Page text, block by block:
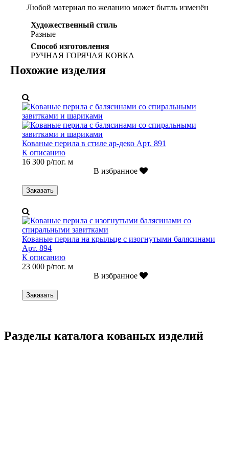
Любой материал по желанию может бытль изменён
Художественный стиль
Разные
Способ изготовления
РУЧНАЯ ГОРЯЧАЯ КОВКА
Похожие изделия
Кованые перила в стиле ар-деко Арт. 891
К описанию
16 300 р/пог. м
В избранное
Заказать
Кованые перила на крыльце с изогнутыми балясинами
Арт. 894
К описанию
23 000 р/пог. м
В избранное
Заказать
Разделы каталога кованых изделий